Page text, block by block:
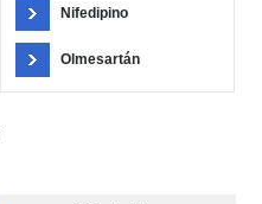
Nifedipino
Olmesartán